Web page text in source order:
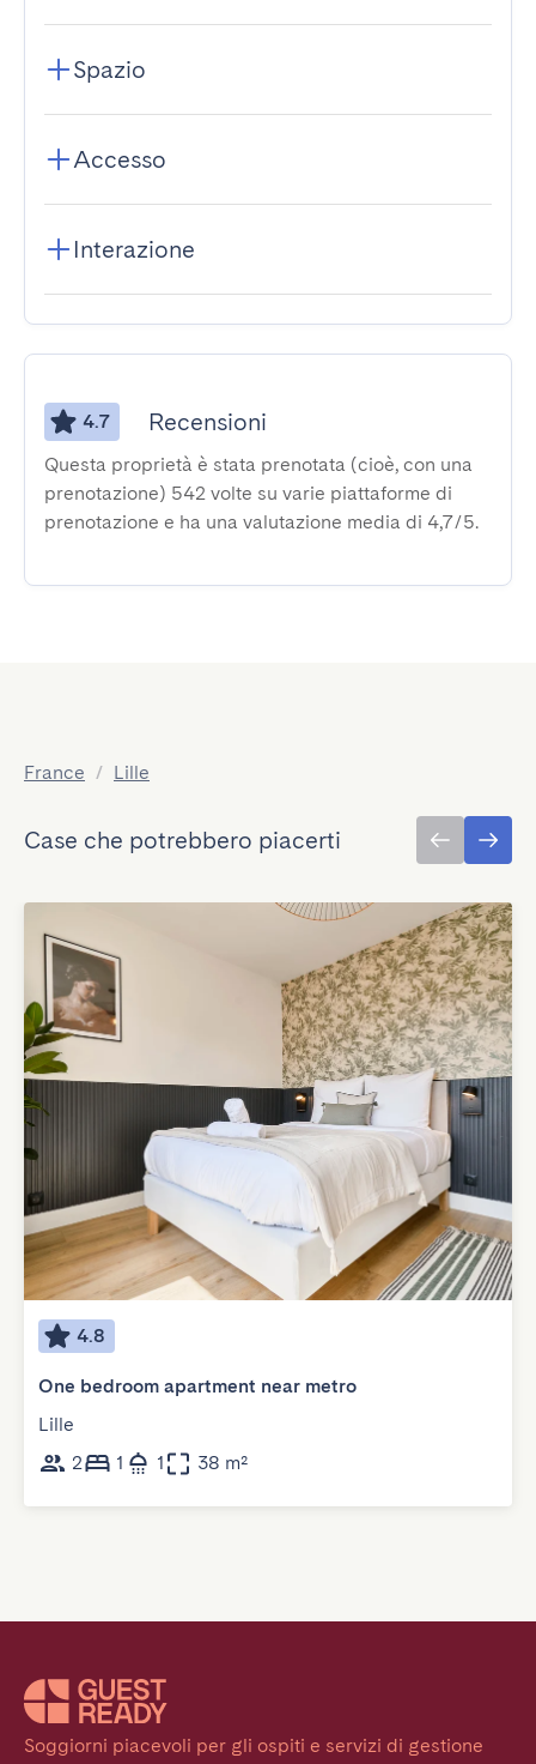
Spazio
Accesso
Interazione
4.7 Recensioni
Questa proprietà è stata prenotata (cioè, con una
prenotazione) 542 volte su varie piattaforme di
prenotazione e ha una valutazione media di 4,7/5.
France / Lille
Case che potrebbero piacerti
4.8
One bedroom apartment near metro
Lille
2
1 1 38 m²
Soggiorni piacevoli per gli ospiti e servizi di gestione